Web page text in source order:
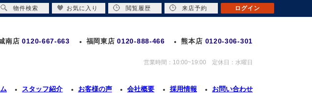
南店 0120-667-663 福岡東店 0120-888-466 熊本店 0120-306-301
営業時間：10:00~19:00 定休日：水曜日
スタッフ紹介 お客様の声 会社概要 採用情報 お問い合わせ
物件検索 お気に入り 閲覧履歴 来店予約 ログイン